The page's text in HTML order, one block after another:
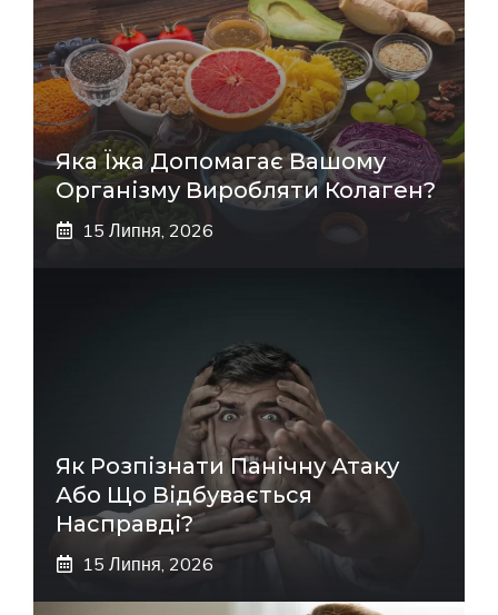
Яка Їжа Допомагає Вашому
Організму Виробляти Колаген?
15 Липня, 2026
Як Розпізнати Панічну Атаку
Або Що Відбувається
Насправді?
15 Липня, 2026